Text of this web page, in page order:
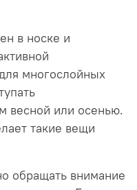
в носке и
многослойных
весной или осенью.
такие вещи
обращать внимание